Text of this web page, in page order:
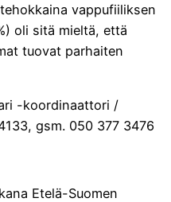
vappufiiliksen
oli sitä mieltä, että
tuovat parhaiten
-koordinaattori /
gsm. 050 377 3476
Etelä-Suomen